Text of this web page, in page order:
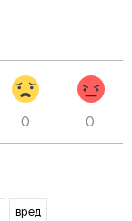
0 0
вред